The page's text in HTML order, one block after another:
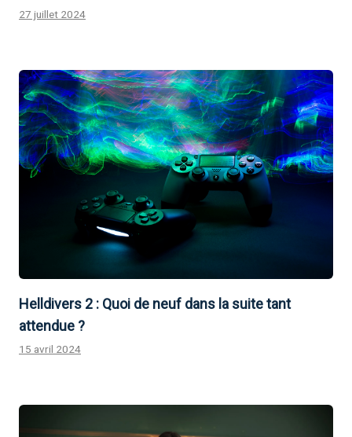
27 juillet 2024
Helldivers 2 : Quoi de neuf dans la suite tant
attendue ?
15 avril 2024